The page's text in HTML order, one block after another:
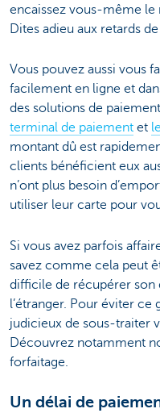
encaissez vous-même le
Dites adieu aux retards
Vous pouvez aussi vous
facilement en ligne et
des solutions de
terminal de paiement et
montant dû est
clients bénéficient eux
n’ont plus besoin
utiliser leur carte pour
Si vous avez parfois
savez comme cela peut
difficile de récupérer son
l’étranger. Pour éviter
judicieux de sous-traiter
Découvrez notamment
forfaitage.
Un délai de